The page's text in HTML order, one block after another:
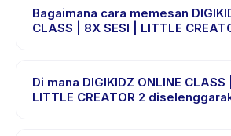
CREATOR 2 berlangsung sekitar 60
menit lebih awal untuk proses check-in
Bagaimana cara memesan
CLASS | 8X SESI | LITTLE
ONLINE CLASS | 8X SESI | LITTLE
tanggal dan paket yang diinginkan,
Di mana DIGIKIDZ ONLINE CLASS
LITTLE CREATOR 2